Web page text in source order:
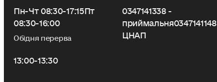
Пн-Чт 08:30-17:15Пт
08:30-16:00
Обідня перерва
13:00-13:30
0347141338 -
приймальня
ЦНАП